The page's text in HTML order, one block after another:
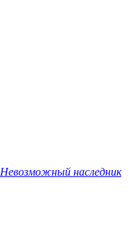
Невозможный наследник